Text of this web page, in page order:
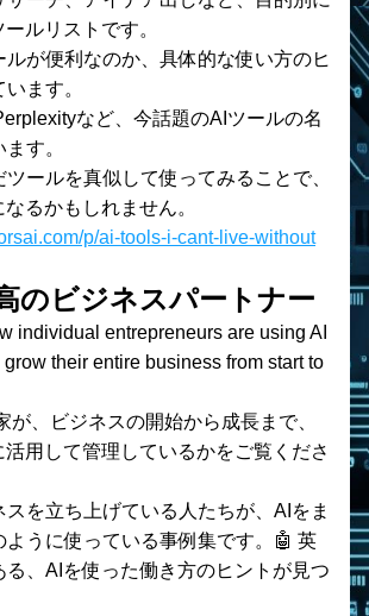
ルリストです。
ます。
す。
るかもしれません。
p/ai-tools-i-cant-live-without
のビジネスパートナー
individual entrepreneurs are using AI
their entire business from start to
が、ビジネスの開始から成長まで、
用して管理しているかをご覧くださ
を立ち上げている人たちが、AIをま
ように使っている事例集です。🤖 英
る、AIを使った働き方のヒントが見つ